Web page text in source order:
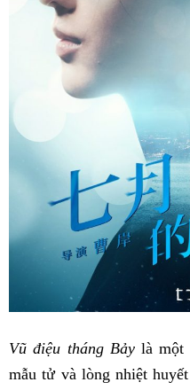
Vũ điệu tháng Bảylà một
mẫu tử và lòng nhiệt